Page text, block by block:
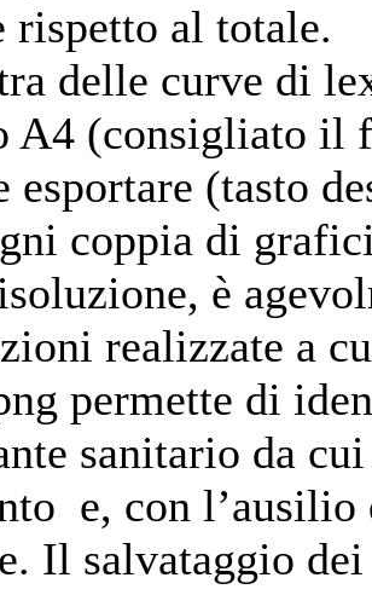
rispetto al totale.
delle curve di
A4 (consigliato il
esportare (tasto
coppia di
è
realizzate a
permette di
sanitario da
e, con l’ausilio
Il salvataggio